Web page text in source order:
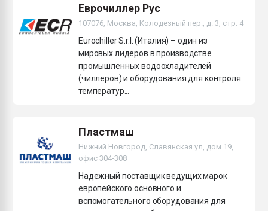
Еврочиллер Рус
107076, Москва, Колодезный пер., д. 3, стр. 4
Eurochiller S.r.l. (Италия) – один из
мировых лидеров в производстве
промышленных водоохладителей
(чиллеров) и оборудования для контроля
температур...
Пластмаш
Нижний Новгород, Славянская ул, дом 19,
офис 304-308
Надежный поставщик ведущих марок
европейского основного и
вспомогательного оборудования для